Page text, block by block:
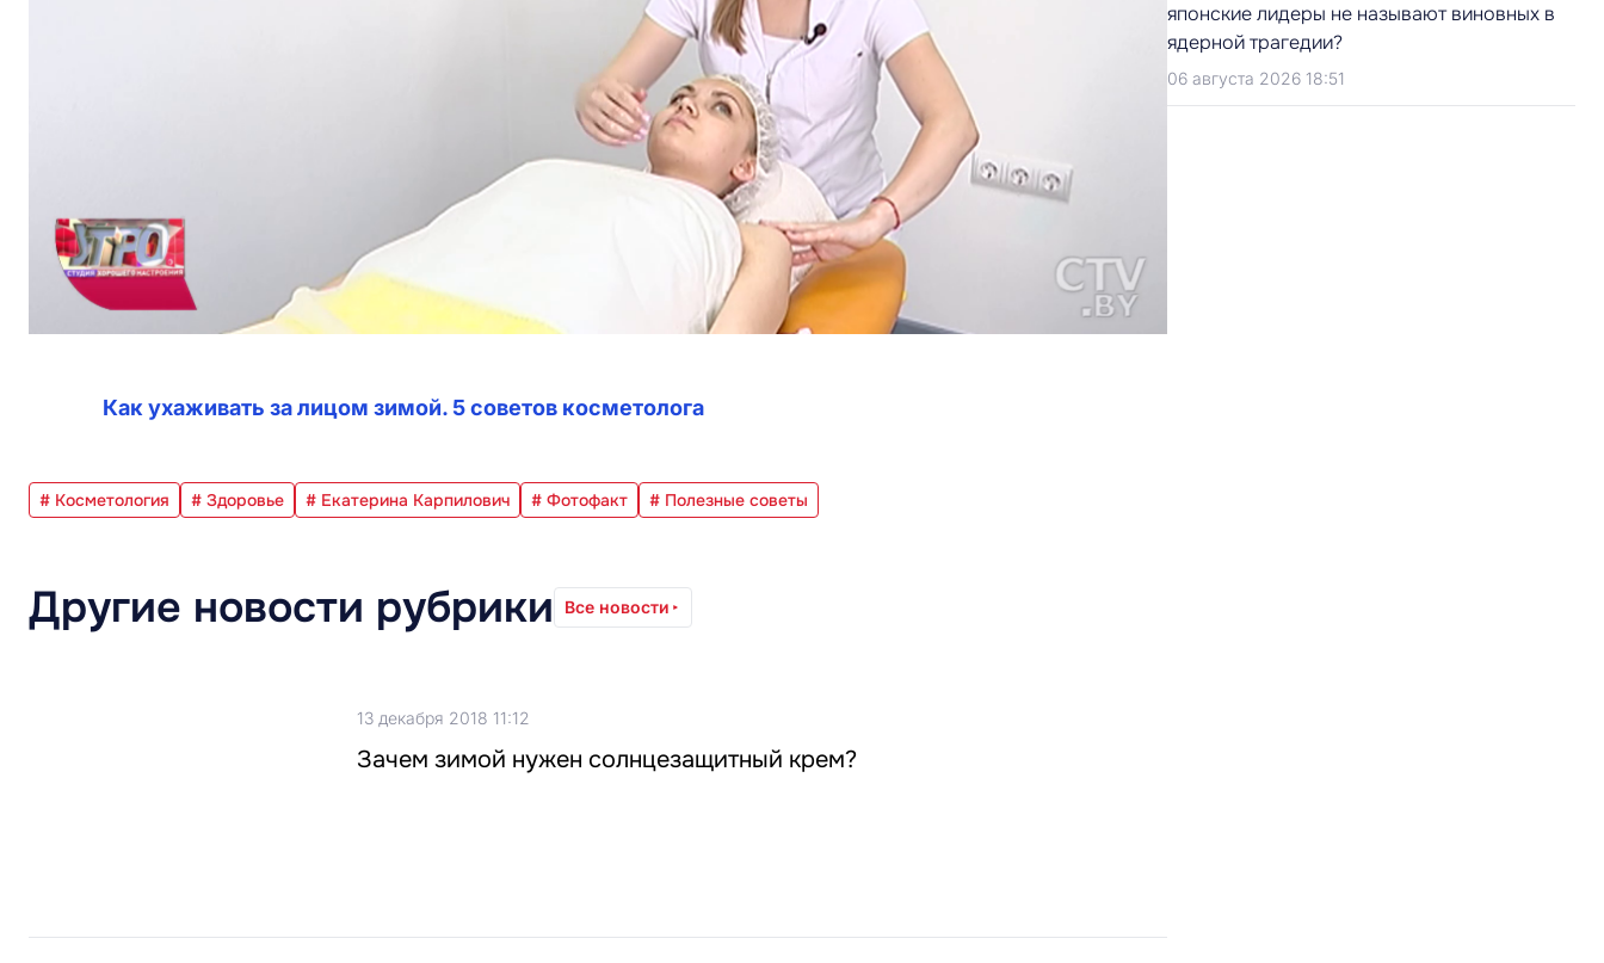
Как ухаживать за лицом зимой. 5 советов косметолога
# Косметология # Здоровье # Екатерина Карпилович # Фотофакт # Полезные советы
Другие новости рубрики Все новости
13 декабря 2018 11:12
Зачем зимой нужен солнцезащитный крем?
японские лидеры не называют виновных в
ядерной трагедии?
06 августа 2026 18:51